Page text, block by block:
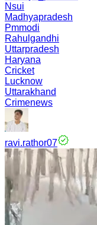
Nsui
Madhyapradesh
Pmmodi
Rahulgandhi
Uttarpradesh
Haryana
Cricket
Lucknow
Uttarakhand
Crimenews
ravi.rathor07